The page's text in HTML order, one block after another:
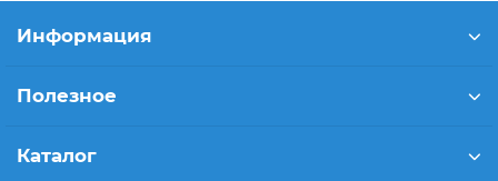
Информация
Полезное
Каталог